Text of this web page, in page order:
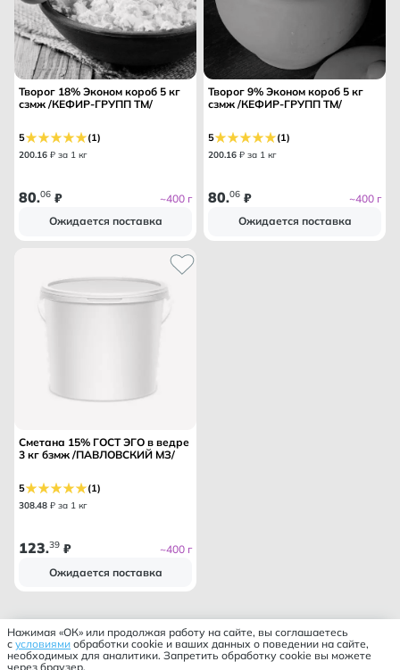
Творог 18% Эконом короб 5 кг
сзмж /КЕФИР-ГРУПП ТМ/
5 (1)
200.16 ₽ за 1 кг
80.06 ₽
~400 г
Ожидается поставка
Творог 9% Эконом короб 5 кг
сзмж /КЕФИР-ГРУПП ТМ/
5 (1)
200.16 ₽ за 1 кг
80.06 ₽
~400 г
Ожидается поставка
Сметана 15% ГОСТ ЭГО в ведре
3 кг бзмж /ПАВЛОВСКИЙ МЗ/
5 (1)
308.48 ₽ за 1 кг
123.39 ₽
~400 г
Ожидается поставка
Нажимая «ОК» или продолжая работу на сайте, вы соглашаетесь
с условиями обработки cookie и ваших данных о поведении на сайте,
необходимых для аналитики. Запретить обработку cookie вы можете
через браузер.